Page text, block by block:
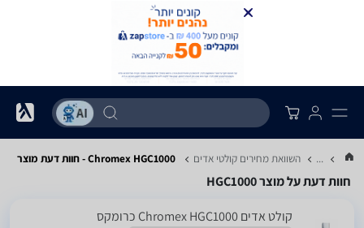
... השוואת מחירים קולטי אדים Chromex HGC1000 - חוות דעת מוצר
חוות דעת על מוצר HGC1000
קולט אדים Chromex HGC1000 כרומקס